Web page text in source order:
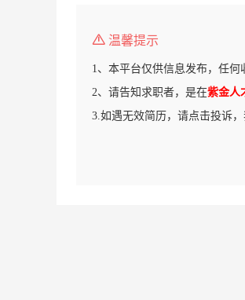
温馨提示
1、本平台仅供信息发布，任何
2、请告知求职者，是在紫金人
3.如遇无效简历，请点击投诉